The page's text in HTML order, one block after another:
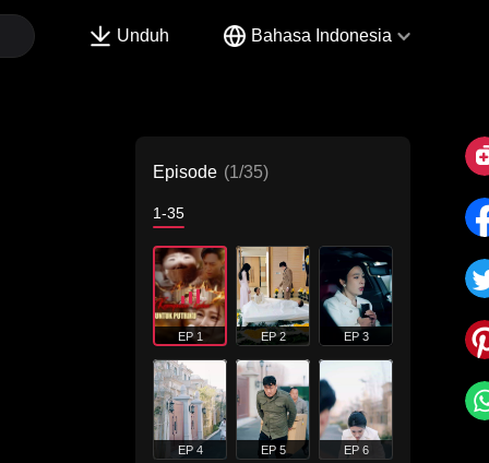
Unduh Bahasa Indonesia
Episode (1/35)
1-35
EP 1 EP 2 EP 3
EP 4 EP 5 EP 6